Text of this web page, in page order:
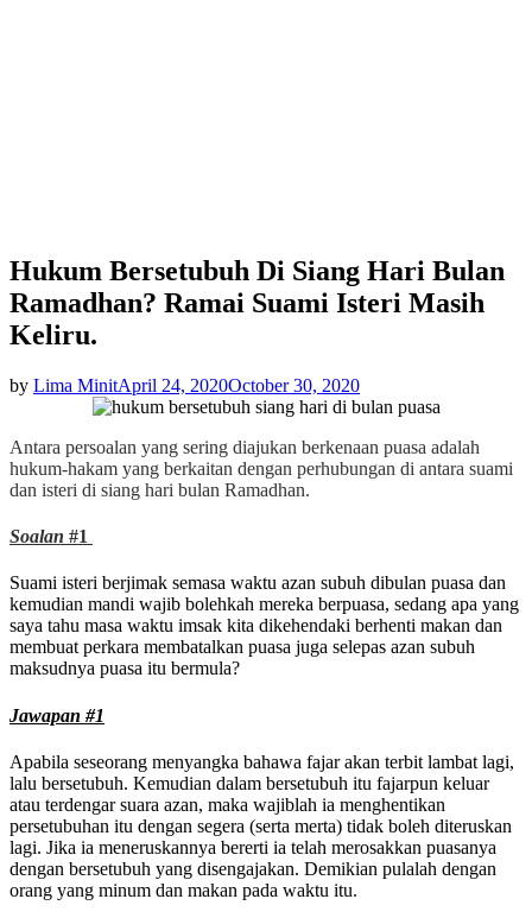
Hukum Bersetubuh Di Siang Hari Bulan
Ramadhan? Ramai Suami Isteri Masih
Keliru.
by Lima MinitPosted
on
April 24, 2020October 30, 2020
Antara persoalan yang sering diajukan berkenaan puasa adalah
hukum-hakam yang berkaitan dengan perhubungan di antara suami
dan isteri di siang hari bulan Ramadhan.
Soalan #1
Suami isteri berjimak semasa waktu azan subuh dibulan puasa dan
kemudian mandi wajib bolehkah mereka berpuasa, sedang apa yang
saya tahu masa waktu imsak kita dikehendaki berhenti makan dan
membuat perkara membatalkan puasa juga selepas azan subuh
maksudnya puasa itu bermula?
Jawapan #1
Apabila seseorang menyangka bahawa fajar akan terbit lambat lagi,
lalu bersetubuh. Kemudian dalam bersetubuh itu fajarpun keluar
atau terdengar suara azan, maka wajiblah ia menghentikan
persetubuhan itu dengan segera (serta merta) tidak boleh diteruskan
lagi. Jika ia meneruskannya bererti ia telah merosakkan puasanya
dengan bersetubuh yang disengajakan. Demikian pulalah dengan
orang yang minum dan makan pada waktu itu.